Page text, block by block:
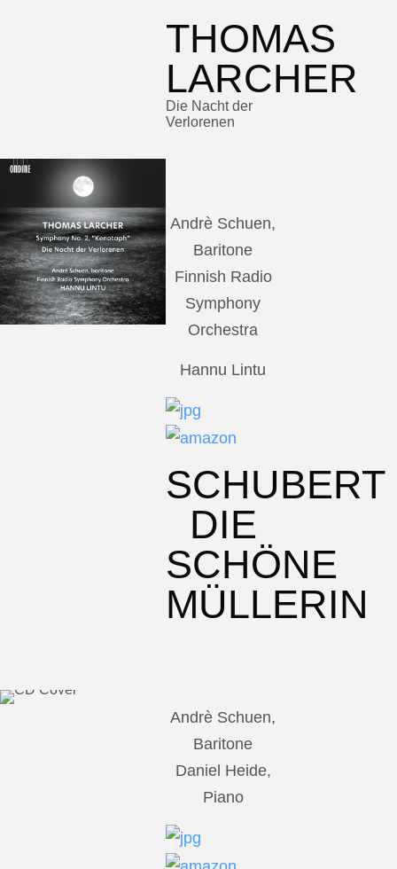
THOMAS
LARCHER
Die Nacht der
Verlorenen
Andrè Schuen,
Baritone
Finnish Radio
Symphony
Orchestra
Hannu Lintu
SCHUBERT
DIE
SCHÖNE
MÜLLERIN
Andrè Schuen,
Baritone
Daniel Heide,
Piano